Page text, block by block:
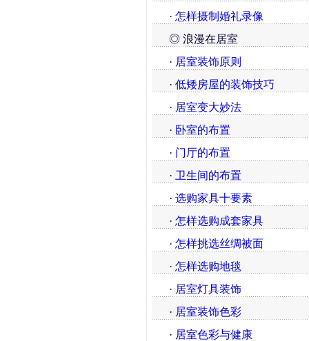
· 怎样摄制婚礼录像
◎ 浪漫在居室
· 居室装饰原则
· 低矮房屋的装饰技巧
· 居室变大妙法
· 卧室的布置
· 门厅的布置
· 卫生间的布置
· 选购家具十要素
· 怎样选购成套家具
· 怎样挑选丝绸被面
· 怎样选购地毯
· 居室灯具装饰
· 居室装饰色彩
· 居室色彩与健康